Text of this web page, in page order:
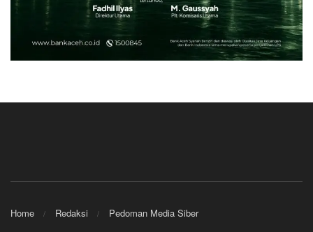
Home Redaksi Pedoman Media Siber